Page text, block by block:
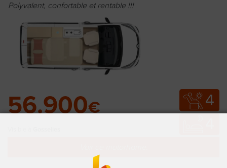
Polyvalent, confortable et rentable !!!
56.900€
4